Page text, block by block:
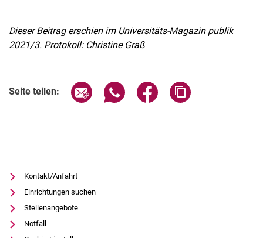
Dieser Beitrag erschien im Universitäts-Magazin publik
2021/3. Protokoll: Christine Graß
Seite teilen: Seite über E-Mail teilen
Seite über WhatsApp teilen
Seite über Facebook
Kontakt/Anfahrt
Einrichtungen suchen
Stellenangebote
Notfall